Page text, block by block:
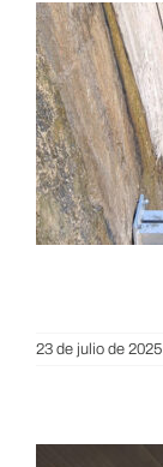
23 de julio de 2025